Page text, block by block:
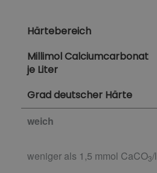
Härtebereich
Millimol Calciumcarbonat
je Liter
Grad deutscher Härte
weich
weniger als 1,5 mmol CaCO3/l